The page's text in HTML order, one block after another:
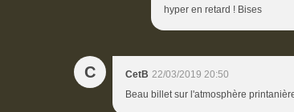
hyper en retard ! Bises
C CetB 22/03/2019 20:50
Beau billet sur l'atmosphère